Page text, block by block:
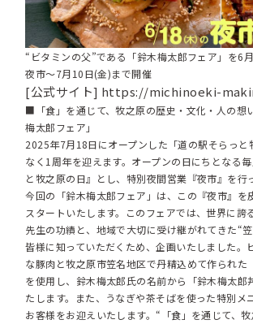
“ビタミンの父”である「鈴木梅太郎フェア」を6
夜市〜7月10日(金)まで開催
[公式サイト] https://michinoeki-
■「食」を通じて、牧之原の歴史・文化・人の想
梅太郎フェア」
2025年7月18日にオープンした「道の駅そらっと
なく1周年を迎えます。オープンの日にちとなる
と牧之原の日』とし、特別夜間営業『夜市』を行
今回の「鈴木梅太郎フェア」は、この『夜市』を
スタートいたします。このフェアでは、世界に誇
先生の功績と、地域で大切に受け継がれてきた“
皆様に知っていただくため、企画いたしました。
な豚肉と牧之原市笠名地区で丹精込めて作られた
を使用し、鈴木梅太郎氏の名前から「鈴木梅太郎
たします。また、うなぎや茶そばを使った特別メ
お客様をお迎えいたします。“「食」を通じて、